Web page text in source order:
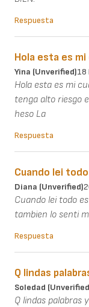
Respuesta
Hola esta es mi
Yina (unverified)18
Hola esta es mi
tenga alto riesgo
heso La
Respuesta
Cuando lei
Diana (unverified)
Cuando lei todo
tambien lo senti
Respuesta
Q lindas
Soledad
Q lindas palabras